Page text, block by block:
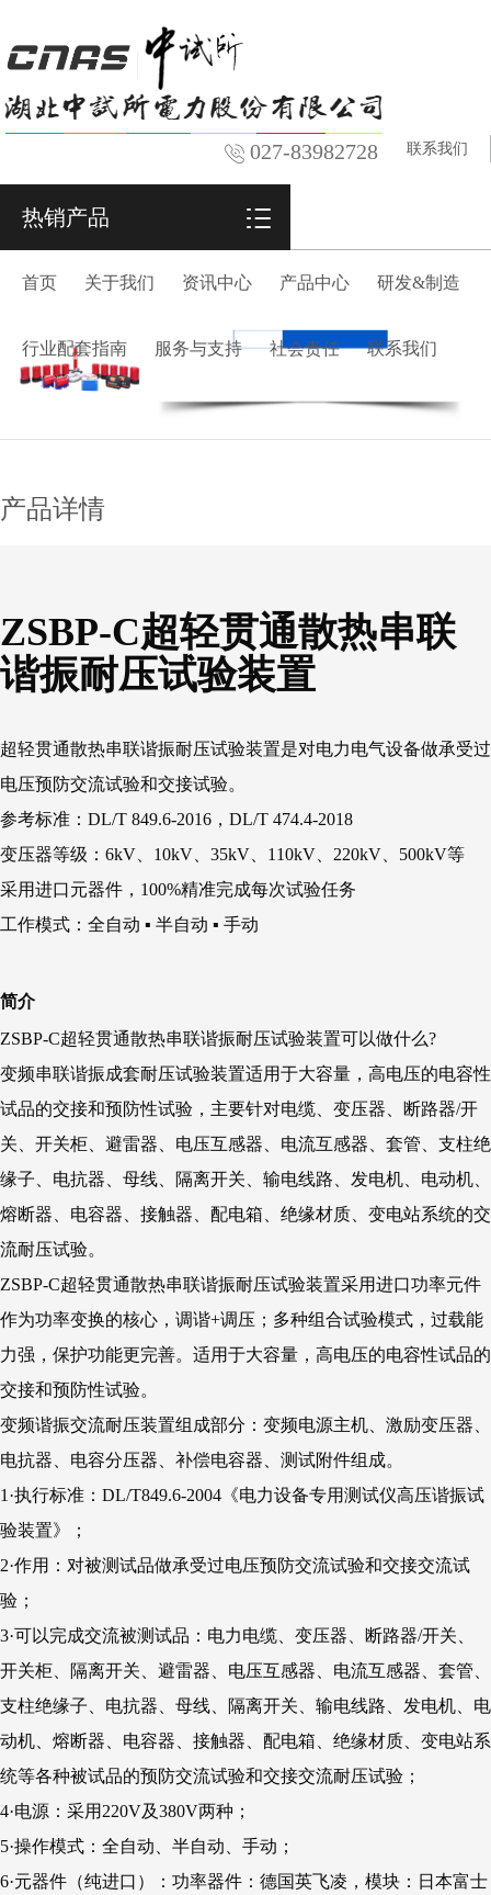
027-83982728 联系我们
热销产品
首页 关于我们 资讯中心 产品中心 研发&制造
行业配套指南 服务与支持 社会责任 联系我们
产品详情
ZSBP-C超轻贯通散热串联
谐振耐压试验装置
超轻贯通散热串联谐振耐压试验装置是对电力电气设备做承受过
电压预防交流试验和交接试验。
参考标准：DL/T 849.6-2016，DL/T 474.4-2018
变压器等级：6kV、10kV、35kV、110kV、220kV、500kV等
采用进口元器件，100%精准完成每次试验任务
工作模式：全自动 ▪ 半自动 ▪ 手动
简介
ZSBP-C超轻贯通散热串联谐振耐压试验装置可以做什么?
变频串联谐振成套耐压试验装置适用于大容量，高电压的电容性
试品的交接和预防性试验，主要针对电缆、变压器、断路器/开
关、开关柜、避雷器、电压互感器、电流互感器、套管、支柱绝
缘子、电抗器、母线、隔离开关、输电线路、发电机、电动机、
熔断器、电容器、接触器、配电箱、绝缘材质、变电站系统的交
流耐压试验。
ZSBP-C超轻贯通散热串联谐振耐压试验装置采用进口功率元件
作为功率变换的核心，调谐+调压；多种组合试验模式，过载能
力强，保护功能更完善。适用于大容量，高电压的电容性试品的
交接和预防性试验。
变频谐振交流耐压装置组成部分：变频电源主机、激励变压器、
电抗器、电容分压器、补偿电容器、测试附件组成。
1·执行标准：DL/T849.6-2004《电力设备专用测试仪高压谐振试
验装置》；
2·作用：对被测试品做承受过电压预防交流试验和交接交流试
验；
3·可以完成交流被测试品：电力电缆、变压器、断路器/开关、
开关柜、隔离开关、避雷器、电压互感器、电流互感器、套管、
支柱绝缘子、电抗器、母线、隔离开关、输电线路、发电机、电
动机、熔断器、电容器、接触器、配电箱、绝缘材质、变电站系
统等各种被试品的预防交流试验和交接交流耐压试验；
4·电源：采用220V及380V两种；
5·操作模式：全自动、半自动、手动；
6·元器件（纯进口）：功率器件：德国英飞凌，模块：日本富士